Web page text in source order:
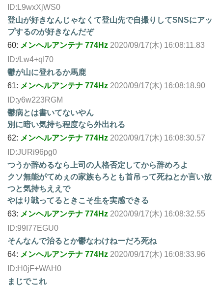
ID:L9wxXjWS0
登山が好きなんじゃなくて登山先で自撮りしてSNSにアッ
プするのが好きなんだぞ
60: メンヘルアンテナ 774Hz 2020/09/17(木) 16:08:11.83
ID:/Lw4+qI70
鬱が山に登れるか馬鹿
61: メンヘルアンテナ 774Hz 2020/09/17(木) 16:08:18.90
ID:y6w223RGM
鬱病とは書いてないやん
別に暗い気持ち程度なら外出れる
62: メンヘルアンテナ 774Hz 2020/09/17(木) 16:08:30.57
ID:JURi96pg0
つうか辞めるなら上司の人格否定してから辞めろよ
クソ無能がてめぇの家族もろとも首吊って死ねとか言い放
つと気持ちええで
やはり戦ってるときこそ生を実感できる
63: メンヘルアンテナ 774Hz 2020/09/17(木) 16:08:32.55
ID:99I77EGU0
そんなんで治るとか鬱なわけねーだろ死ね
64: メンヘルアンテナ 774Hz 2020/09/17(木) 16:08:33.96
ID:H0jF+WAH0
まじでこれ